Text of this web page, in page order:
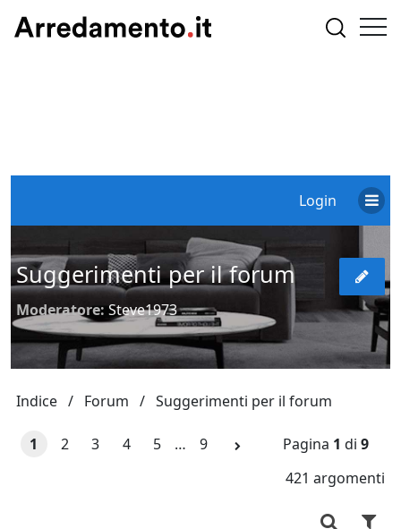
Login
Suggerimenti per il forum
Moderatore:Steve1973
Indice Forum Suggerimenti per il forum
1 2 3 4 5 … 9 Pagina 1 di 9
421 argomenti